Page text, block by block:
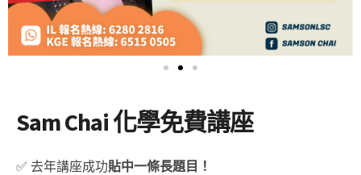
Sam Chai 化學免費講座
✅ 去年講座成功貼中一條長題目！